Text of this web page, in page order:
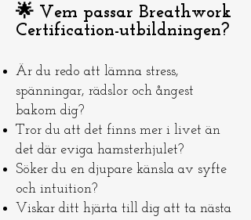
🌟 Vem passar Breathwork
Certification-utbildningen?
Är du redo att lämna stress,
spänningar, rädslor och ångest
bakom dig?
Tror du att det finns mer i livet än
det där eviga hamsterhjulet?
Söker du en djupare känsla av syfte
och intuition?
Viskar ditt hjärta till dig att ta nästa